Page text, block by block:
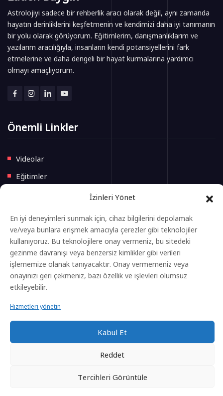
İzinleri Yönet
En iyi deneyimleri sunmak için, cihaz bilgilerini depolamak
ve/veya bunlara erişmek amacıyla çerezler gibi teknolojiler
kullanıyoruz. Bu teknolojilere onay vermeniz, bu sitedeki
gezinme davranışı veya benzersiz kimlikler gibi verileri
işlememize olanak tanıyacaktır. Onay vermemeniz veya
onayınızı geri çekmeniz, bazı özellik ve işlevleri olumsuz
etkileyebilir.
Hizmetleri yönetin
Kabul Et
Reddet
Tercihleri ​​görüntüle
Astrolojiyi sadece bir rehberlik aracı olarak değil, aynı zamanda
hayatın derinliklerini keşfetmenin ve kendimizi daha iyi tanımanın
bir yolu olarak görüyorum. Eğitimlerim, danışmanlıklarım ve
yazılarım aracılığıyla, insanların kendi potansiyellerini fark
etmelerine ve daha dengeli bir hayat kurmalarına yardımcı
olmayı amaçlıyorum.
Önemli Linkler
Videolar
Eğitimler
Yeni Başlayacak Eğitimler
Anasayfa
Eğitimler
Gizlilik Politikası
Kvkk Aydınlatma Metni